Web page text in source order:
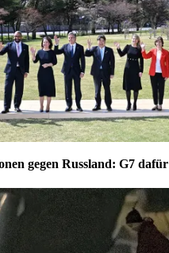
gegen Russland: G7 dafür